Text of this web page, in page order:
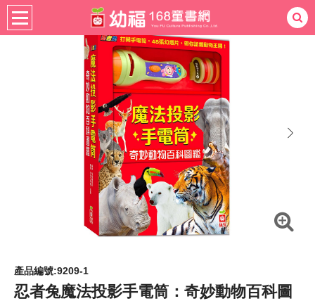
熱門：忍者兔ㄅㄆㄇ學習
手指按按拼圖練習本
3D立體書繪本讀本
書籍分齡 適用年齡 4-6歲
next
產品編號:9209-1
忍者兔魔法投影手電筒：奇妙動物百科圖